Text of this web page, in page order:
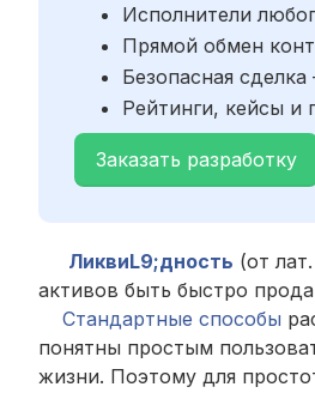
Исполнители
Прямой обмен
Безопасная
Рейтинги, кейсы и
Заказать разработку
ЛиквиL9;дность (от
активов быть быстро
Стандартные способы
понятны простым
жизни. Поэтому для